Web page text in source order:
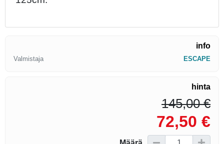
info
Valmistaja ESCAPE
hinta
145,00 €
72,50 €